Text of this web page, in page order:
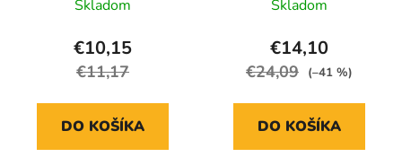
Skladom
€10,15
€11,17
DO KOŠÍKA
Skladom
€14,10
€24,09 (–41 %)
DO KOŠÍKA